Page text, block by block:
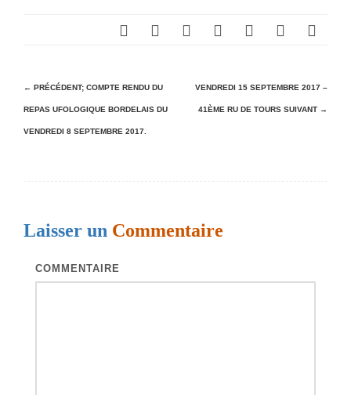
N
a
v
t
← PRÉCÉDENT; COMPTE RENDU DU
REPAS UFOLOGIQUE BORDELAIS DU
VENDREDI 8 SEPTEMBRE 2017.
VENDREDI 15 SEPTEMBRE 2017 –
41ÈME RU DE TOURS SUIVANT →
Laisser un Commentaire
COMMENTAIRE